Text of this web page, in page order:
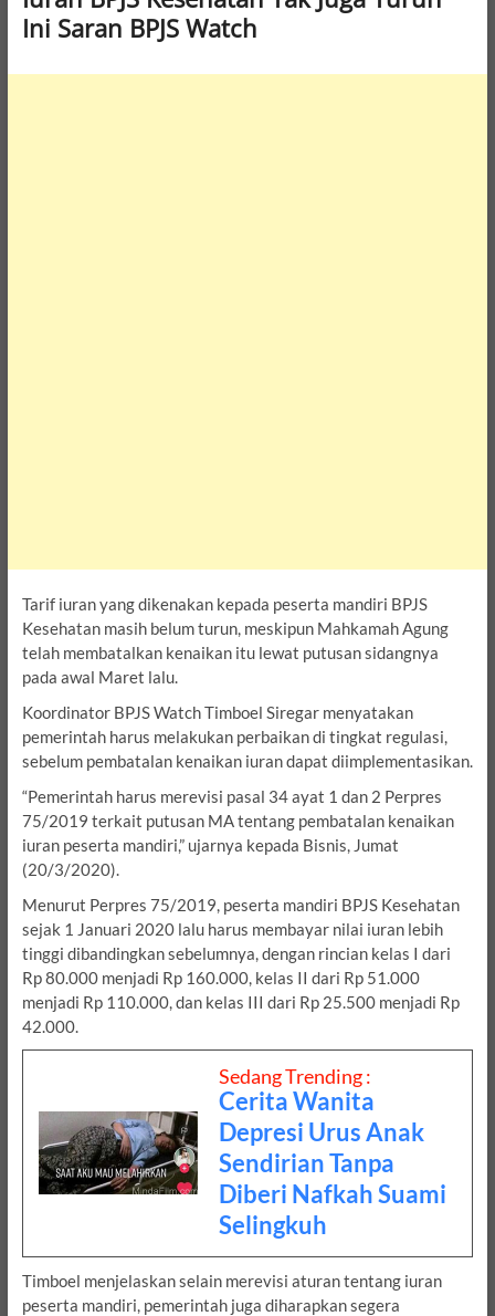
Ini Saran BPJS Watch
Tarif iuran yang dikenakan kepada peserta mandiri BPJS
Kesehatan masih belum turun, meskipun Mahkamah Agung
telah membatalkan kenaikan itu lewat putusan sidangnya
pada awal Maret lalu.
Koordinator BPJS Watch Timboel Siregar menyatakan
pemerintah harus melakukan perbaikan di tingkat regulasi,
sebelum pembatalan kenaikan iuran dapat diimplementasikan.
“Pemerintah harus merevisi pasal 34 ayat 1 dan 2 Perpres
75/2019 terkait putusan MA tentang pembatalan kenaikan
iuran peserta mandiri,” ujarnya kepada Bisnis, Jumat
(20/3/2020).
Menurut Perpres 75/2019, peserta mandiri BPJS Kesehatan
sejak 1 Januari 2020 lalu harus membayar nilai iuran lebih
tinggi dibandingkan sebelumnya, dengan rincian kelas I dari
Rp 80.000 menjadi Rp 160.000, kelas II dari Rp 51.000
menjadi Rp 110.000, dan kelas III dari Rp 25.500 menjadi Rp
42.000.
Sedang Trending :
Cerita Wanita
Depresi Urus Anak
Sendirian Tanpa
Diberi Nafkah Suami
Selingkuh
Timboel menjelaskan selain merevisi aturan tentang iuran
peserta mandiri, pemerintah juga diharapkan segera